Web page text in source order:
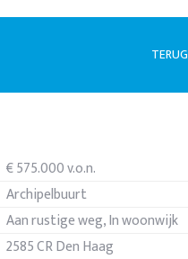
TERUG
€ 575.000 v.o.n.
Archipelbuurt
Aan rustige weg, In woonwijk
2585 CR Den Haag